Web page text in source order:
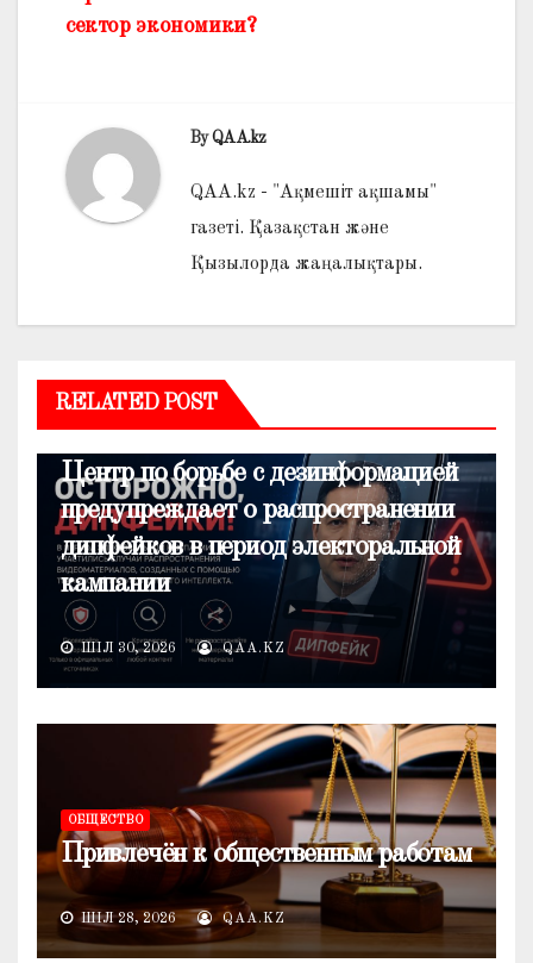
сектор экономики?
ByQAA.kz
QAA.kz - "Ақмешіт ақшамы"
газеті. Қазақстан және
Қызылорда жаңалықтары.
RELATED POST
Центр по борьбе с дезинформацией
предупреждает о распространении
дипфейков в период электоральной
кампании
ШІЛ 30, 2026 QAA.KZ
ОБЩЕСТВО
Привлечён к общественным работам
ШІЛ 28, 2026 QAA.KZ